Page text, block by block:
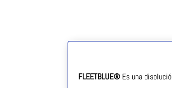
FLEETBLUE® Es una